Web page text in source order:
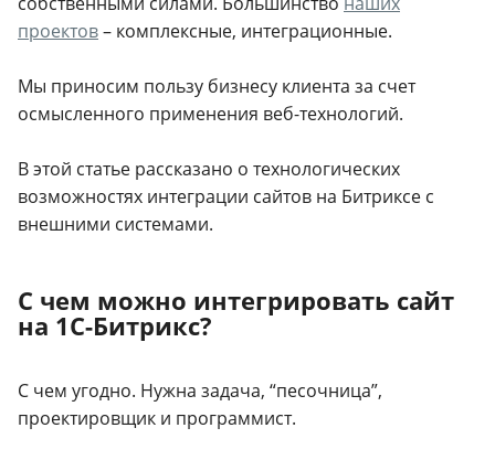
проектов– комплексные, интеграционные.
Мы приносим пользу бизнесу клиента за счет
осмысленного применения веб-технологий.
В этой статье рассказано о технологических
возможностях интеграции сайтов на Битриксе с
внешними системами.
С чем можно интегрировать сайт
на 1С-Битрикс?
C чем угодно. Нужна задача, “песочница”,
проектировщик и программист.